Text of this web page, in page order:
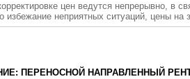
цен ведутся непрерывно, в
избежание неприятных ситуаций, цены
ПЕРЕНОСНОЙ НАПРАВЛЕННЫЙ